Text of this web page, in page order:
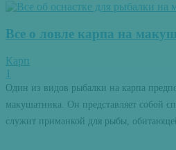
Все о ловле карпа на
Карп
1
Один из видов рыбалки на карпа
макушатника. Он представляет собой
служит приманкой для рыбы, обитающей